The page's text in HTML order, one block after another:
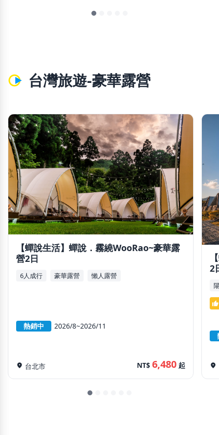
台灣旅遊-豪華露營
【蟬說生活】蟬說．霧繞WooRao~豪華露
營2日
6人成行 豪華露營 懶人露營
熱銷中 2026/8~2026/11
location_on 台北市 NT$ 6,480 起
2
thumb_up
location_on